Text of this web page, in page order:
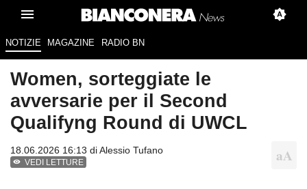
NOTIZIE MAGAZINE RADIO BN
Women, sorteggiate le
avversarie per il Second
Qualifyng Round di UWCL
18.06.2026 16:13 diAlessio Tufano
VEDI LETTURE